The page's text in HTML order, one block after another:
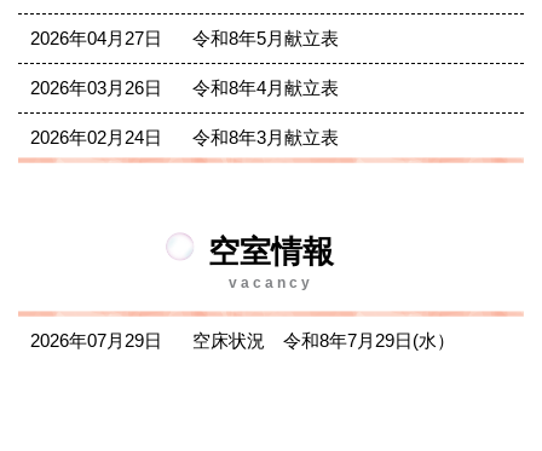
2026年04月27日 令和8年5月献立表
2026年03月26日 令和8年4月献立表
2026年02月24日 令和8年3月献立表
空室情報
vacancy
2026年07月29日 空床状況 令和8年7月29日(水）